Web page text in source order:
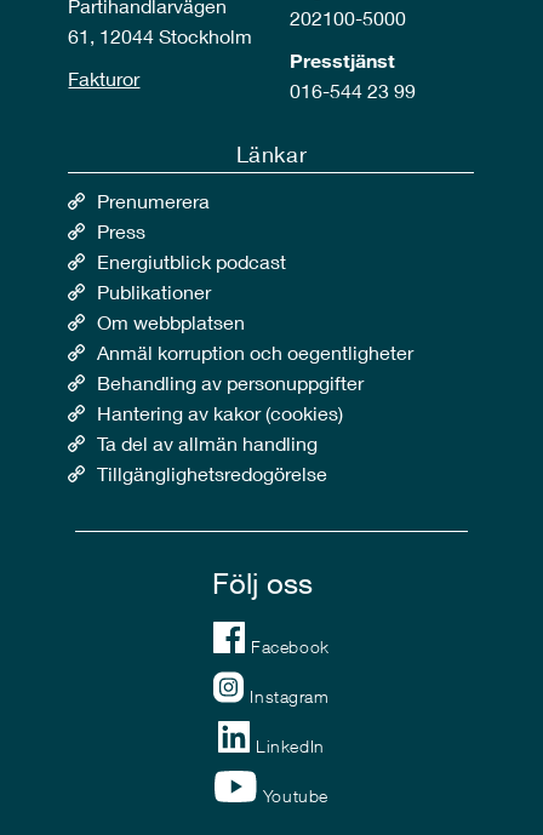
Partihandlarvägen
61, 12044 Stockholm
Fakturor
202100-5000
Presstjänst
016-544 23 99
Länkar
Prenumerera
Press
Energiutblick podcast
Publikationer
Om webbplatsen
Anmäl korruption och oegentligheter
Behandling av personuppgifter
Hantering av kakor (cookies)
Ta del av allmän handling
Tillgänglighetsredogörelse
Följ oss
Facebook
Instagram
LinkedIn
Youtube